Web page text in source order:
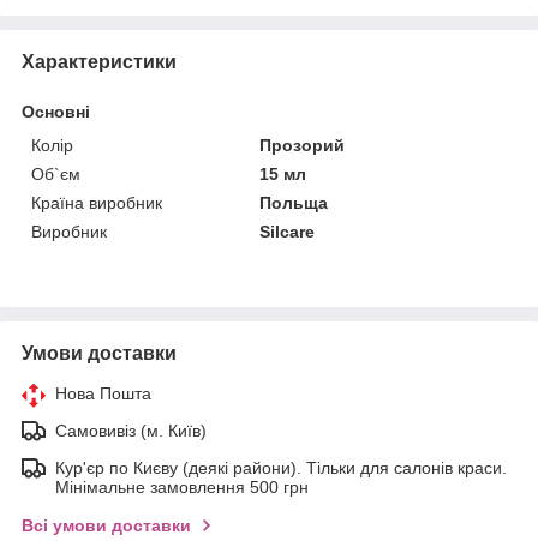
Характеристики
Основні
Колір
Прозорий
Об`єм
15 мл
Країна виробник
Польща
Виробник
Silcare
Умови доставки
Нова Пошта
Самовивіз (м. Київ)
Кур'єр по Києву (деякі райони). Тільки для салонів краси.
Мінімальне замовлення 500 грн
Всі умови доставки